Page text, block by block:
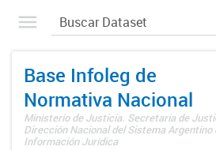
Base Infoleg de
Normativa Nacional
Ministerio de Justicia. Secretaría de
Dirección Nacional del Sistema Argentino
Información Jurídica